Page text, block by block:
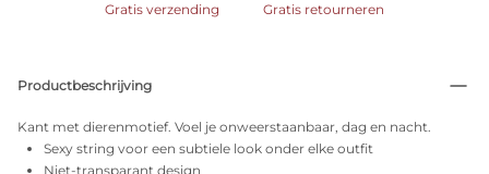
Gratis verzending Gratis retourneren
Productbeschrijving
Kant met dierenmotief. Voel je onweerstaanbaar, dag en nacht.
Sexy string voor een subtiele look onder elke outfit
Niet-transparant design